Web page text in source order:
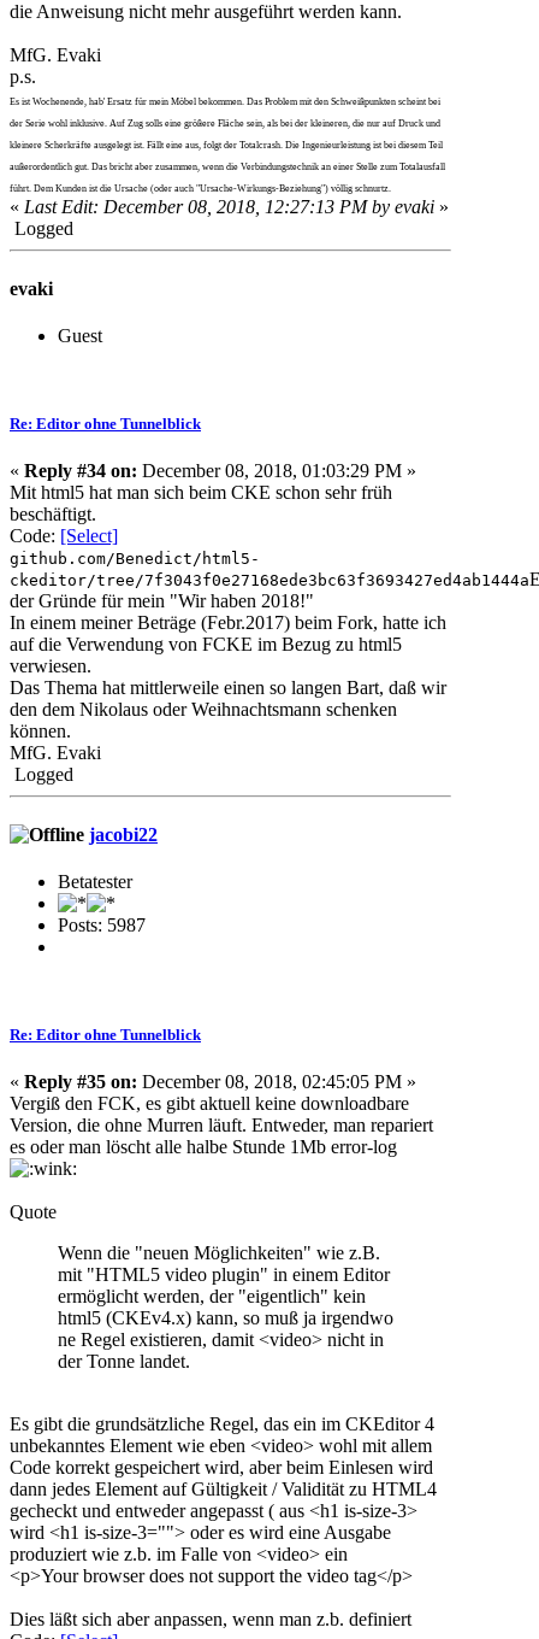
die Anweisung nicht mehr ausgeführt werden kann.
MfG. Evaki
p.s.
Es ist Wochenende, hab' Ersatz für mein Möbel bekommen. Das Problem mit den Schweißpunkten scheint bei
der Serie wohl inklusive. Auf Zug solls eine größere Fläche sein, als bei der kleineren, die nur auf Druck und
kleinere Scherkräfte ausgelegt ist. Fällt eine aus, folgt der Totalcrash. Die Ingenieurleistung ist bei diesem Teil
außerordentlich gut. Das bricht aber zusammen, wenn die Verbindungstechnik an einer Stelle zum Totalausfall
führt. Dem Kunden ist die Ursache (oder auch "Ursache-Wirkungs-Beziehung") völlig schnurtz.
« Last Edit: December 08, 2018, 12:27:13 PM by evaki »
Logged
evaki
Guest
Re: Editor ohne Tunnelblick
« Reply #34 on: December 08, 2018, 01:03:29 PM »
Mit html5 hat man sich beim CKE schon sehr früh
beschäftigt.
Code: [Select]
github.com/Benedict/html5-
ckeditor/tree/7f3043f0e27168ede3bc63f3693427ed4ab1444a
der Gründe für mein "Wir haben 2018!"
In einem meiner Beträge (Febr.2017) beim Fork, hatte ich
auf die Verwendung von FCKE im Bezug zu html5
verwiesen.
Das Thema hat mittlerweile einen so langen Bart, daß wir
den dem Nikolaus oder Weihnachtsmann schenken
können.
MfG. Evaki
Logged
jacobi22
Betatester
Posts: 5987
Re: Editor ohne Tunnelblick
« Reply #35 on: December 08, 2018, 02:45:05 PM »
Vergiß den FCK, es gibt aktuell keine downloadbare
Version, die ohne Murren läuft. Entweder, man repariert
es oder man löscht alle halbe Stunde 1Mb error-log
Quote
Wenn die "neuen Möglichkeiten" wie z.B.
mit "HTML5 video plugin" in einem Editor
ermöglicht werden, der "eigentlich" kein
html5 (CKEv4.x) kann, so muß ja irgendwo
ne Regel existieren, damit <video> nicht in
der Tonne landet.
Es gibt die grundsätzliche Regel, das ein im CKEditor 4
unbekanntes Element wie eben <video> wohl mit allem
Code korrekt gespeichert wird, aber beim Einlesen wird
dann jedes Element auf Gültigkeit / Validität zu HTML4
gecheckt und entweder angepasst ( aus <h1 is-size-3>
wird <h1 is-size-3=""> oder es wird eine Ausgabe
produziert wie z.b. im Falle von <video> ein
<p>Your browser does not support the video tag</p>
Dies läßt sich aber anpassen, wenn man z.b. definiert